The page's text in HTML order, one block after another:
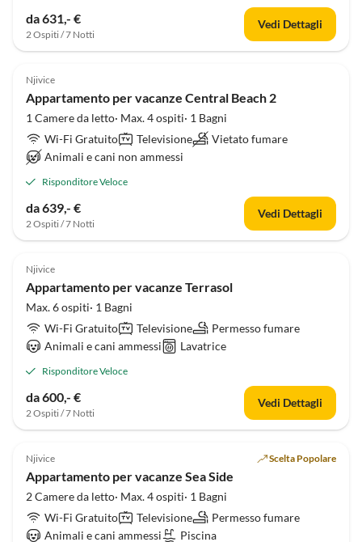
da 631,- €
2 Ospiti / 7 Notti
Vedi Dettagli
Njivice
Appartamento per vacanze Central Beach 2
1 Camere da letto· Max. 4 ospiti· 1 Bagni
Wi-Fi Gratuito
Televisione
Vietato fumare
Animali e cani non ammessi
Risponditore Veloce
da 639,- €
2 Ospiti / 7 Notti
Vedi Dettagli
Njivice
Appartamento per vacanze Terrasol
Max. 6 ospiti· 1 Bagni
Wi-Fi Gratuito
Televisione
Permesso fumare
Animali e cani ammessi
Lavatrice
Risponditore Veloce
da 600,- €
2 Ospiti / 7 Notti
Vedi Dettagli
Njivice Scelta Popolare
Appartamento per vacanze Sea Side
2 Camere da letto· Max. 4 ospiti· 1 Bagni
Wi-Fi Gratuito
Televisione
Permesso fumare
Animali e cani ammessi
Piscina